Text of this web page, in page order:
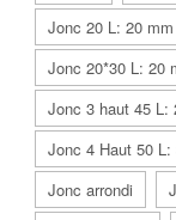
Jonc 20 L: 20
Jonc 20*30 L: 20
Jonc 3 haut 45 L:
Jonc 4 Haut 50
Jonc arrondi